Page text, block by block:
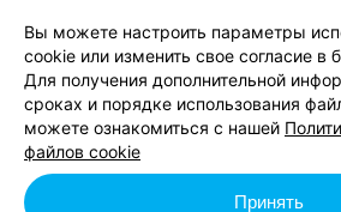
Mlyn ruzh
Вы можете настроить параметры
cookie или изменить свое согласие в
Для получения дополнительной
сроках и порядке использования
можете ознакомиться с нашей
файлов cookie
Принять